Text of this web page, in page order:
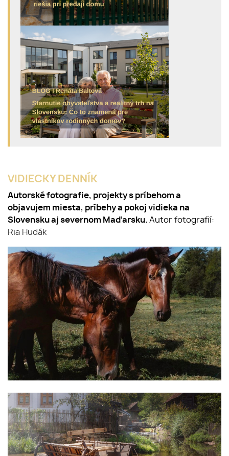
VIDIECKY DENNÍK
Autorské fotografie, projekty s príbehom a
objavujem miesta, príbehy a pokoj vidieka na
Slovensku aj severnom Maďarsku. Autor fotografií:
Ria Hudák